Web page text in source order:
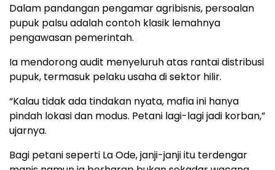
Dalam pandangan pengamar agribisnis, persoalan
pupuk palsu adalah contoh klasik lemahnya
pengawasan pemerintah.
Ia mendorong audit menyeluruh atas rantai distribusi
pupuk, termasuk pelaku usaha di sektor hilir.
“Kalau tidak ada tindakan nyata, mafia ini hanya
pindah lokasi dan modus. Petani lagi-lagi jadi korban,”
ujarnya.
Bagi petani seperti La Ode, janji-janji itu terdengar